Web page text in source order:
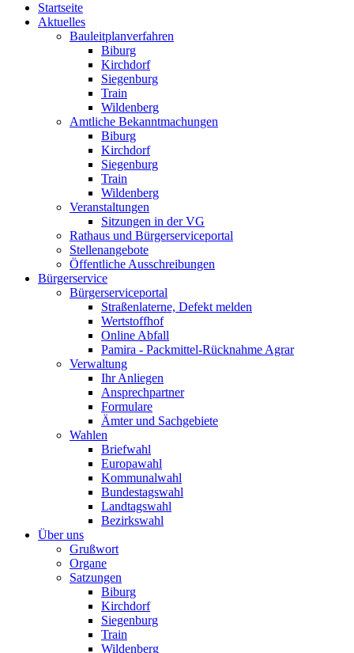
Startseite
Aktuelles
Bauleitplanverfahren
Biburg
Kirchdorf
Siegenburg
Train
Wildenberg
Amtliche Bekanntmachungen
Biburg
Kirchdorf
Siegenburg
Train
Wildenberg
Veranstaltungen
Sitzungen in der VG
Rathaus und Bürgerserviceportal
Stellenangebote
Öffentliche Ausschreibungen
Bürgerservice
Bürgerserviceportal
Straßenlaterne, Defekt melden
Wertstoffhof
Online Abfall
Pamira - Packmittel-Rücknahme Agrar
Verwaltung
Ihr Anliegen
Ansprechpartner
Formulare
Ämter und Sachgebiete
Wahlen
Briefwahl
Europawahl
Kommunalwahl
Bundestagswahl
Landtagswahl
Bezirkswahl
Über uns
Grußwort
Organe
Satzungen
Biburg
Kirchdorf
Siegenburg
Train
Wildenberg